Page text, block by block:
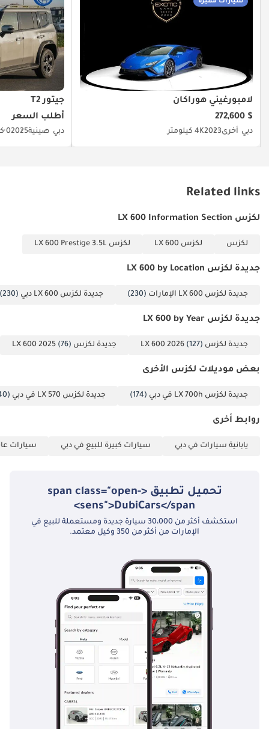
لامبورغيني هوراكان
$ 272,600
دبي أخرى20234K كيلومتر
جيتور T2
أطلب السعر
دبي صينية20250 كيلومتر
Related links
لكزس LX 600 Information Section
لكزس لكزس LX 600 لكزس LX 600 Prestige 3.5L
جديدة لكزس LX 600 by Location
جديدة لكزس LX 600 الإمارات (230) جديدة لكزس LX 600 دبي (230)
جديدة لكزس LX 600 by Year
جديدة لكزس LX 600 2026 (127) جديدة لكزس LX 600 2025 (76)
بعض موديلات لكزس الأخرى
جديدة لكزس LX 700h في دبي (174) جديدة لكزس LX 570 في دبي (40)
روابط أخرى
يابانية سيارات في دبي سيارات كبيرة للبيع في دبي سيارات
تحميل تطبيق <span class="open-
sens">DubiCars</span>
استكشف أكثر من 30،000 سيارة جديدة ومستعملة للبيع في
الإمارات من أكثر من 350 وكيل معتمد.